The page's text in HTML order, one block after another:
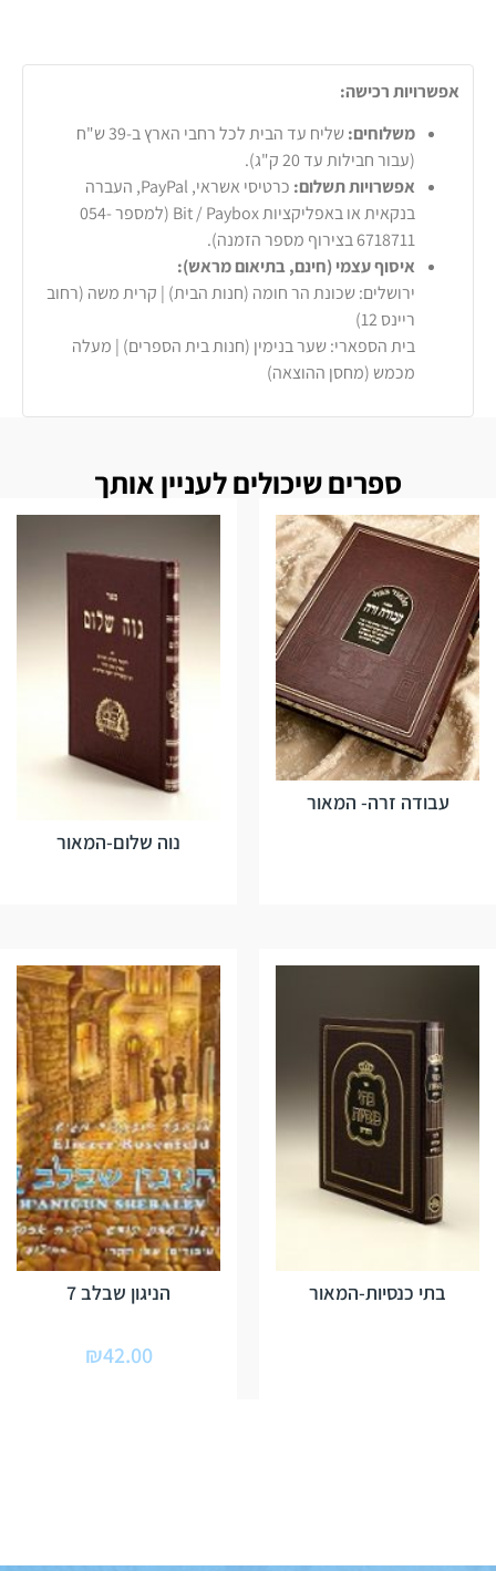
אפשרויות רכישה:
משלוחים:
שליח עד הבית לכל רחבי הארץ ב-39 ש"ח
(עבור חבילות עד 20 ק"ג).
אפשרויות תשלום:
כרטיסי אשראי, PayPal, העברה
בנקאית או באפליקציות Bit / Paybox (למספר 054-
6718711 בצירוף מספר הזמנה).
איסוף עצמי (חינם, בתיאום מראש):
ירושלים: שכונת הר חומה (חנות הבית) | קרית משה (רחוב
ריינס 12)
בית הספארי: שער בנימין (חנות בית הספרים) | מעלה
מכמש (מחסן ההוצאה)
ספרים שיכולים לעניין אותך
עבודה זרה- המאור
נוה שלום-המאור
בתי כנסיות-המאור הניגון שבלב 7
₪42.00